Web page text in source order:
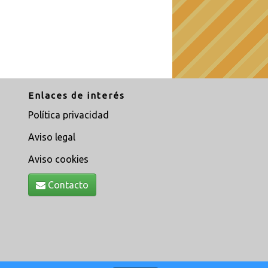
Enlaces de interés
Política privacidad
Aviso legal
Aviso cookies
Contacto